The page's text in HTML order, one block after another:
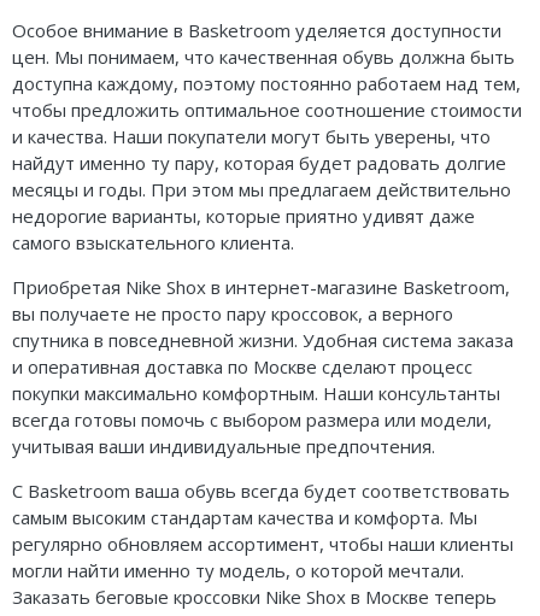
Особое внимание в Basketroom уделяется доступности
цен. Мы понимаем, что качественная обувь должна быть
доступна каждому, поэтому постоянно работаем над тем,
чтобы предложить оптимальное соотношение стоимости
и качества. Наши покупатели могут быть уверены, что
найдут именно ту пару, которая будет радовать долгие
месяцы и годы. При этом мы предлагаем действительно
недорогие варианты, которые приятно удивят даже
самого взыскательного клиента.
Приобретая Nike Shox в интернет-магазине Basketroom,
вы получаете не просто пару кроссовок, а верного
спутника в повседневной жизни. Удобная система заказа
и оперативная доставка по Москве сделают процесс
покупки максимально комфортным. Наши консультанты
всегда готовы помочь с выбором размера или модели,
учитывая ваши индивидуальные предпочтения.
С Basketroom ваша обувь всегда будет соответствовать
самым высоким стандартам качества и комфорта. Мы
регулярно обновляем ассортимент, чтобы наши клиенты
могли найти именно ту модель, о которой мечтали.
Заказать беговые кроссовки Nike Shox в Москве теперь